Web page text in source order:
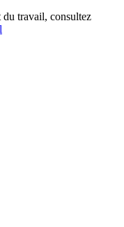
du travail, consultez